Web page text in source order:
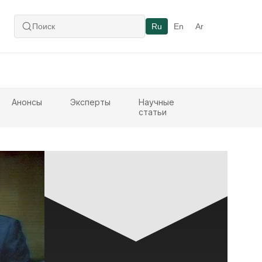
Ru En Ar
Анонсы Эксперты
Научные
статьи